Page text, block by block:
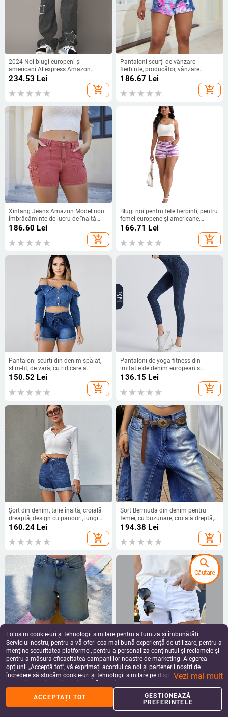
2024 Noi blugi europeni și
americani Aliexpress Amazon
transfrontalieri pentru femei, talie
înaltă, în carouri, cu picior larg,
casual, vrac
234.53 Lei
add_shopping_cart
Pantaloni scurți de vânzare
fierbinte, producător, vânzare
directă cu ridicata, primăvară și
vară, mărime mare, cu tiv franjurat,
vopsit în stil tie-dye, rupți, lejeri,
186.67 Lei
add_shopping_cart
Xintang Jeans Amazon Model nou
Îmbrăcăminte de lucru de înaltă
calitate, pantaloni scurți din denim
pentru femei, vânzări directe de la
sursă
186.60 Lei
add_shopping_cart
Blugi noi pentru fete fierbinți, pentru
femei europene și americane,
transfrontaliere Amazon, vopsite
violet deschis, cu talie medie,
pantaloni scurți casual la modă
166.71 Lei
add_shopping_cart
Pantaloni scurți din denim spălat,
slim-fit, de vară, cu ridicare a
șoldurilor, pentru femei, cu
elasticitate ridicată, Amazon Ebay
Independent Station Wish Export
150.52 Lei
add_shopping_cart
Pantaloni de yoga fitness din
imitație de denim european și
american pentru slăbire, ridicarea
șoldurilor, pantaloni elastici slim
pentru femei cu talie înaltă și
136.15 Lei
add_shopping_cart
Șort din denim, talie înaltă, croială
dreaptă, design cu panouri, lungime
3/4
160.24 Lei
add_shopping_cart
Șort Bermuda din denim pentru
femei, cu buzunare, croială dreptă,
talie medie, denim din bumbac
194.38 Lei
add_shopping_cart
Shorturi denim pentru femei, stil
vintage distressed, talie medie,
croială dreaptă, lungime de tip cinci
puncte, denim din bumbac-viscoză,
210.02Lei
add_shopping_cart
Șort denim din bumbac-viscoză,
talie înaltă, spălat, croială dreaptă
148.54Lei
add_shopping_cart
Folosim cookie-uri și tehnologii similare pentru a furniza și îmbunătăți
Serviciul nostru, pentru a vă oferi cea mai bună experiență de utilizare, pentru a
menține securitatea platformei, pentru a personaliza conținutul și reclamele și
pentru a măsura eficacitatea campaniilor noastre de marketing. Alegerea
opțiunii „Acceptă tot”, vă exprimați acordul ca noi și partenerii noștri de
încredere să stocăm cookie-uri și tehnologii similare pe dispozitivul dvs. în
scopuri publicitare și analitice. Vă puteți gestiona preferințele în orice moment
făcând clic pe „Gestionează preferințele”. Pentru mai multe informații, vă
rugăm să consultațiPolitica noastră de confidențialitate.
Vezi mai mult
ACCEPTAȚI TOT
GESTIONEAZĂ
PREFERINȚELE
search
Căutare